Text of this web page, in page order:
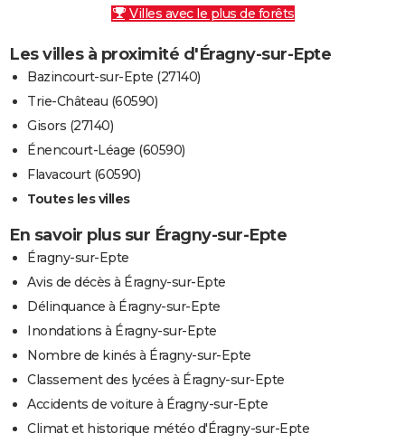
Villes avec le plus de forêts
Les villes à proximité d'Éragny-sur-Epte
Bazincourt-sur-Epte (27140)
Trie-Château (60590)
Gisors (27140)
Énencourt-Léage (60590)
Flavacourt (60590)
Toutes les villes
En savoir plus sur Éragny-sur-Epte
Éragny-sur-Epte
Avis de décès à Éragny-sur-Epte
Délinquance à Éragny-sur-Epte
Inondations à Éragny-sur-Epte
Nombre de kinés à Éragny-sur-Epte
Classement des lycées à Éragny-sur-Epte
Accidents de voiture à Éragny-sur-Epte
Climat et historique météo d'Éragny-sur-Epte